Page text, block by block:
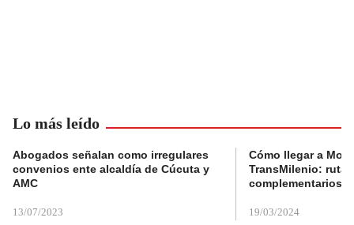
Lo más leído
Abogados señalan como irregulares
convenios ente alcaldía de Cúcuta y
AMC
13/07/2023
Cómo llegar a
TransMilenio:
complementarios
19/03/2024